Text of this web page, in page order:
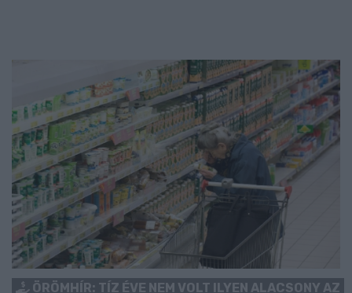
ÖRÖMHÍR: TÍZ ÉVE NEM VOLT ILYEN ALACSONY AZ